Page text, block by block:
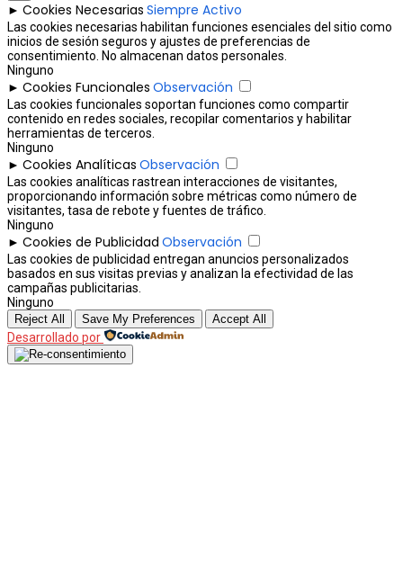
► Cookies Necesarias Siempre Activo
Las cookies necesarias habilitan funciones esenciales del sitio como
inicios de sesión seguros y ajustes de preferencias de
consentimiento. No almacenan datos personales.
Ninguno
► Cookies Funcionales Observación
Las cookies funcionales soportan funciones como compartir
contenido en redes sociales, recopilar comentarios y habilitar
herramientas de terceros.
Ninguno
► Cookies Analíticas Observación
Las cookies analíticas rastrean interacciones de visitantes,
proporcionando información sobre métricas como número de
visitantes, tasa de rebote y fuentes de tráfico.
Ninguno
► Cookies de Publicidad Observación
Las cookies de publicidad entregan anuncios personalizados
basados en sus visitas previas y analizan la efectividad de las
campañas publicitarias.
Ninguno
Reject All Save My Preferences Accept All
Desarrollado por